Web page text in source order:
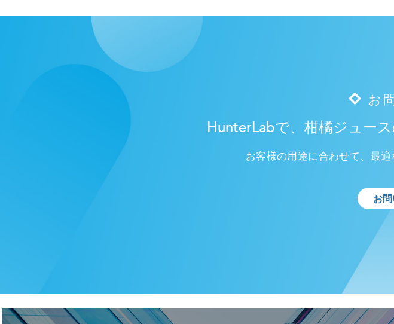
お
HunterLabで、柑橘ジュー
お客様の用途に合わせて、最
お